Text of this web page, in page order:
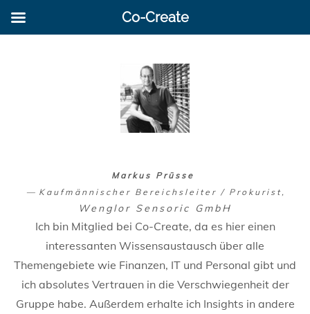
Ich bin Mitglied bei Co-Create, da es hier einen
interessanten Wissensaustausch über alle
Themengebiete wie Finanzen, IT und Personal gibt und
ich absolutes Vertrauen in die Verschwiegenheit der
Gruppe habe. Außerdem erhalte ich Insights in andere
Markus Prüsse
Kaufmännischer Bereichsleiter / Prokurist
Wenglor Sensoric GmbH
Co-Create